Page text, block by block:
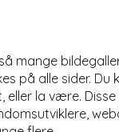
mange
på alle sider. Du
eller la være.